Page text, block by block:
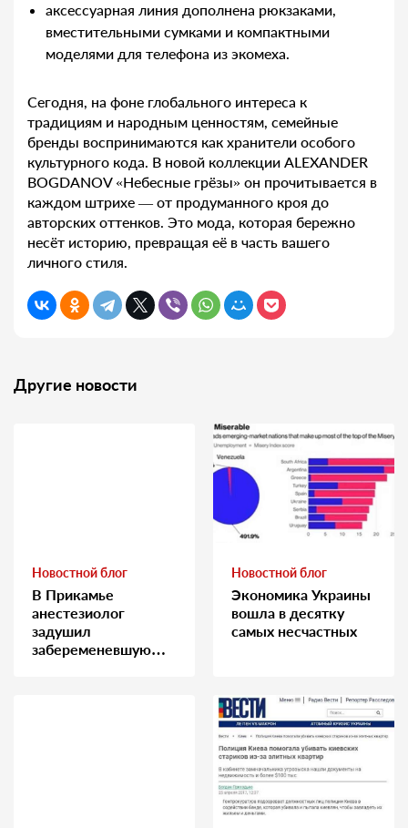
аксессуарная линия дополнена рюкзаками,
вместительными сумками и компактными
моделями для телефона из экомеха.
Сегодня, на фоне глобального интереса к
традициям и народным ценностям, семейные
бренды воспринимаются как хранители особого
культурного кода. В новой коллекции ALEXANDER
BOGDANOV «Небесные грёзы» он прочитывается в
каждом штрихе — от продуманного кроя до
авторских оттенков. Это мода, которая бережно
несёт историю, превращая её в часть вашего
личного стиля.
Другие новости
Новостной блог
В Прикамье
анестезиолог
задушил
забеременевшую
Новостной блог
Экономика Украины
вошла в десятку
самых несчастных